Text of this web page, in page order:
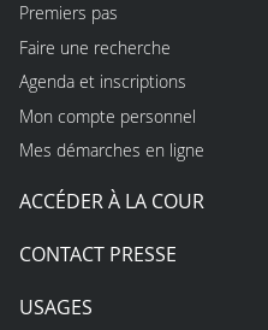
Premiers pas
Faire une recherche
Agenda et inscriptions
Mon compte personnel
Mes démarches en ligne
ACCÉDER À LA COUR
CONTACT PRESSE
USAGES